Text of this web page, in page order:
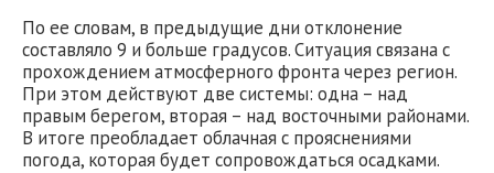
По ее словам, в предыдущие дни отклонение
составляло 9 и больше градусов. Ситуация связана с
прохождением атмосферного фронта через регион.
При этом действуют две системы: одна – над
правым берегом, вторая – над восточными районами.
В итоге преобладает облачная с прояснениями
погода, которая будет сопровождаться осадками.